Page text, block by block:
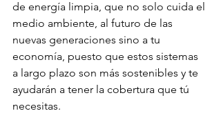
de energía limpia, que no solo cuida el
medio ambiente, al futuro de las
nuevas generaciones sino a tu
economía, puesto que estos sistemas
a largo plazo son más sostenibles y te
ayudarán a tener la cobertura que tú
necesitas.